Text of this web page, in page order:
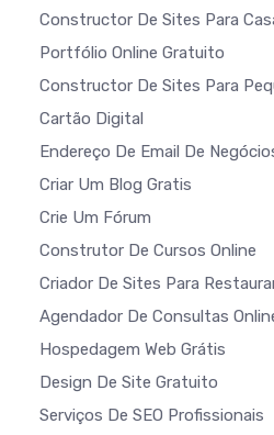
Constructor De Sites Para
Portfólio Online Gratuito
Constructor De Sites Para
Cartão Digital
Endereço De Email De
Criar Um Blog Gratis
Crie Um Fórum
Construtor De Cursos Online
Criador De Sites Para
Agendador De Consultas
Hospedagem Web Grátis
Design De Site Gratuito
Serviços De SEO Profissionais